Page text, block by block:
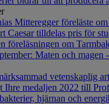
Mitteregger föreläste
Caesar tilldelas pris för
föreläsningen om
Maten och
vetenskaplig
Ihre medaljen 2022 till
hjärnan och